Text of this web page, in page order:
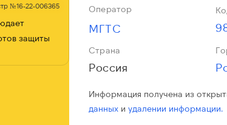
№16-22-006365
защиты
Оператор
МГТС
Страна
Россия
Информация получена из
данных иудалении информации.